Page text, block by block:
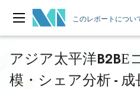
このレポートについ
アジア太平洋B2BЕ
模・シェア分析 -